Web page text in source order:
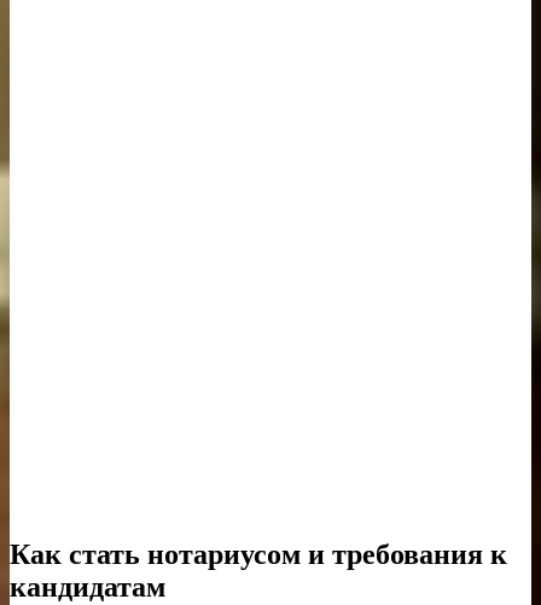
Как стать нотариусом и требования к
кандидатам